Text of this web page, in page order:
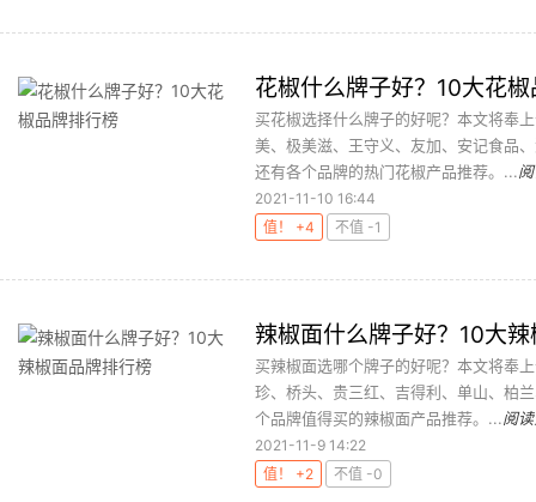
花椒什么牌子好？10大花
买花椒选择什么牌子的好呢？本文将奉
美、极美滋、王守义、友加、安记食品
还有各个品牌的热门花椒产品推荐。...
2021-11-10 16:44
值！ +4
不值 -1
辣椒面什么牌子好？10大
买辣椒面选哪个牌子的好呢？本文将奉
珍、桥头、贵三红、吉得利、单山、柏
个品牌值得买的辣椒面产品推荐。...阅
2021-11-9 14:22
值！ +2
不值 -0